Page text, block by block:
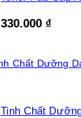
330.000 ₫
Tinh Chất